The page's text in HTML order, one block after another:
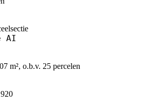
AI
m², o.b.v. 25 percelen